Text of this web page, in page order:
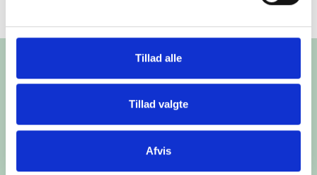
Tillad alle
Tillad valgte
Afvis